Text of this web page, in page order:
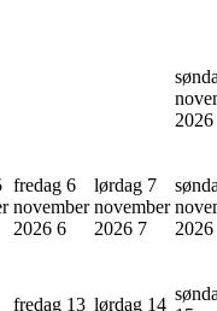
2026
fredag 6
november
2026 6
lørdag 7
november
2026 7
2026
fredag 13 lørdag 14